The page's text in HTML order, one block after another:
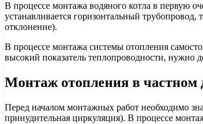
В процессе монтажа водяного котла в первую
устанавливается горизонтальный
отклонение).
В процессе монтажа системы отопления
высокий показатель теплопроводности, нужно
Монтаж отопления в частном
Перед началом монтажных работ необходимо
принудительная циркуляция). В процессе